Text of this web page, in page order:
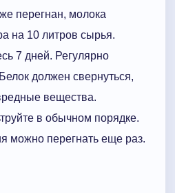
перегнан, молока
на 10 литров сырья.
7 дней. Регулярно
должен свернуться,
вещества.
в обычном порядке.
можно перегнать еще раз.